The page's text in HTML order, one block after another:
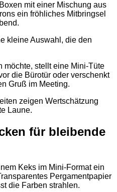
mit einer Mischung aus
ein fröhliches Mitbringsel
kleine Auswahl, die den
möchte, stellt eine Mini-Tüte
die Bürotür oder verschenkt
Gruß im Meeting.
zeigen Wertschätzung
Laune.
für bleibende
Keks im Mini-Format ein
Pergamentpapier
die Farben strahlen.